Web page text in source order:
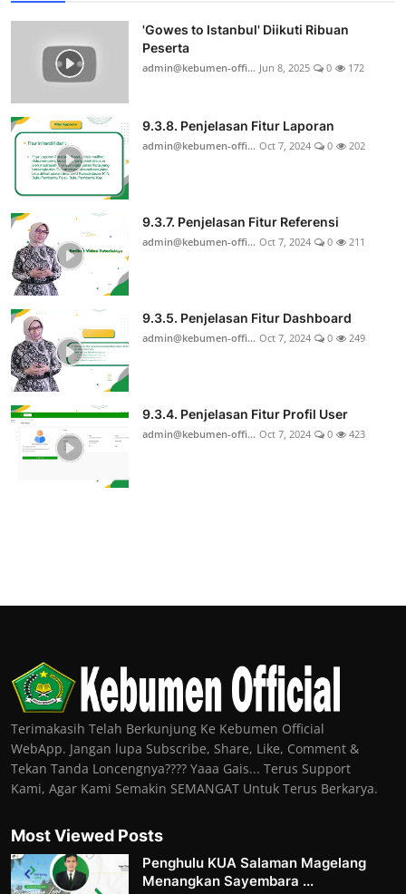
'Gowes to Istanbul' Diikuti Ribuan
Peserta
admin@kebumen-offi... Jun 8, 2025 0 172
9.3.8. Penjelasan Fitur Laporan
admin@kebumen-offi... Oct 7, 2024 0 202
9.3.7. Penjelasan Fitur Referensi
admin@kebumen-offi... Oct 7, 2024 0 211
9.3.5. Penjelasan Fitur Dashboard
admin@kebumen-offi... Oct 7, 2024 0 249
9.3.4. Penjelasan Fitur Profil User
admin@kebumen-offi... Oct 7, 2024 0 423
Terimakasih Telah Berkunjung Ke Kebumen Official
WebApp. Jangan lupa Subscribe, Share, Like, Comment &
Tekan Tanda Loncengnya???? Yaaa Gais... Terus Support
Kami, Agar Kami Semakin SEMANGAT Untuk Terus Berkarya.
Most Viewed Posts
Penghulu KUA Salaman Magelang
Menangkan Sayembara ...